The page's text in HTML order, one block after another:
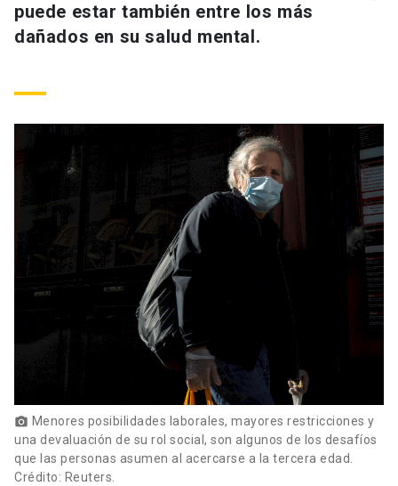
Académicos
Padres y familia
launch
Admisión launch
Correo UC
Mi Portal UC
puede estar también entre los más
dañados en su salud mental.
photo_camera Menores posibilidades laborales, mayores restricciones y
una devaluación de su rol social, son algunos de los desafíos
que las personas asumen al acercarse a la tercera edad.
Crédito: Reuters.